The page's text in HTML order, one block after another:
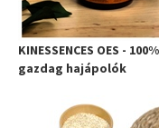
KINESSENCES OES -
gazdag hajápolók